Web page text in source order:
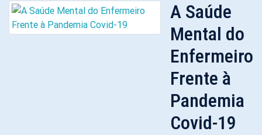
A Saúde
Mental do
Enfermeiro
Frente à
Pandemia
Covid-19